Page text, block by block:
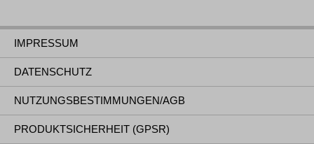
IMPRESSUM
DATENSCHUTZ
NUTZUNGSBESTIMMUNGEN/AGB
PRODUKTSICHERHEIT (GPSR)